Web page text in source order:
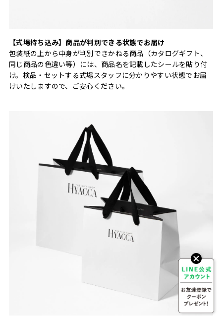
【式場持ち込み】商品が判別できる状態でお届け
包装紙の上から中身が判別できかねる商品（カタログギフト、
同じ商品の色違い等）には、商品名を記載したシールを貼り付
け。検品・セットする式場スタッフに分かりやすい状態でお届
けいたしますので、ご安心ください。